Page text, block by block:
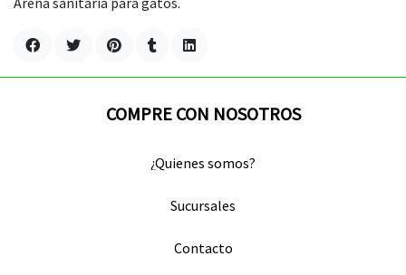
COMPRE CON NOSOTROS
¿Quienes somos?
Sucursales
Contacto